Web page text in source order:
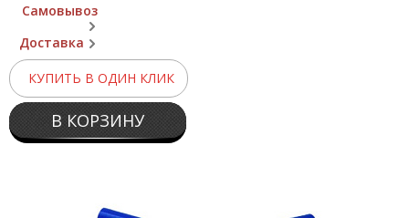
Самовывоз
Доставка
КУПИТЬ В ОДИН КЛИК
В КОРЗИНУ